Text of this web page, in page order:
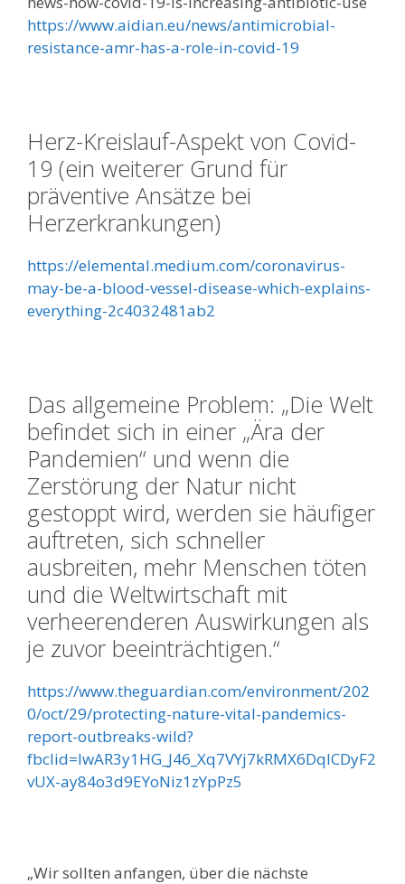
https://www.aidian.eu/news/antimicrobial-
resistance-amr-has-a-role-in-covid-19
Herz-Kreislauf-Aspekt von Covid-
19 (ein weiterer Grund für
präventive Ansätze bei
Herzerkrankungen)
https://elemental.medium.com/coronavirus-
may-be-a-blood-vessel-disease-which-explains-
everything-2c4032481ab2
Das allgemeine Problem: „Die Welt
befindet sich in einer „Ära der
Pandemien“ und wenn die
Zerstörung der Natur nicht
gestoppt wird, werden sie häufiger
auftreten, sich schneller
ausbreiten, mehr Menschen töten
und die Weltwirtschaft mit
verheerenderen Auswirkungen als
je zuvor beeinträchtigen.“
https://www.theguardian.com/environment/202
0/oct/29/protecting-nature-vital-pandemics-
report-outbreaks-wild?
fbclid=IwAR3y1HG_J46_Xq7VYj7kRMX6DqlCDyF2
vUX-ay84o3d9EYoNiz1zYpPz5
„Wir sollten anfangen, über die nächste